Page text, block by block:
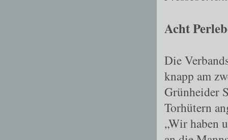
Acht
Die
knapp am
Grünheider
Torhütern
„Wir haben